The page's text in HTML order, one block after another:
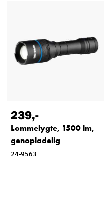
239,-
Lommelygte, 1500 lm,
genopladelig
24-9563